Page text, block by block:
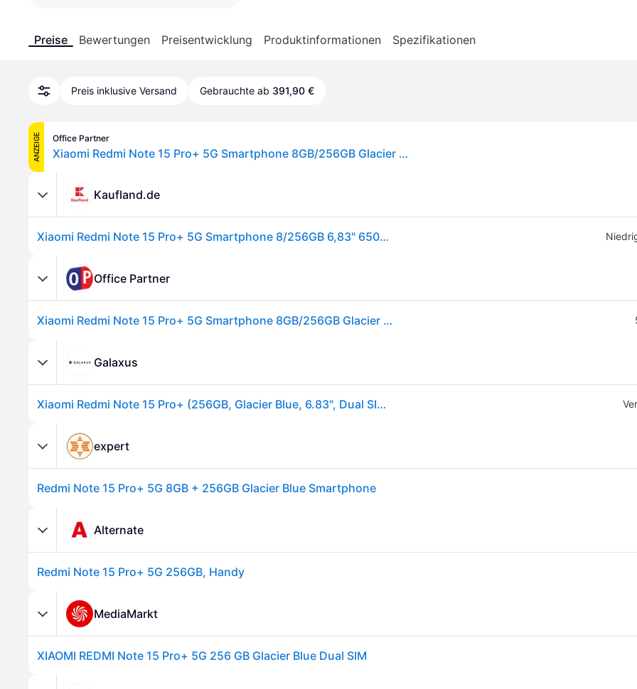
Preise Bewertungen Preisentwicklung Produktinformationen Spezifikationen
Preis inklusive Versand Gebrauchte ab 391,90 €
ANZEIGE Office Partner
Xiaomi Redmi Note 15 Pro+ 5G Smartphone 8GB/256GB Glacier Blue
Kaufland.de
Xiaomi Redmi Note 15 Pro+ 5G Smartphone 8/256GB 6,83" 6500mAh Glacier Blue
Office Partner
Xiaomi Redmi Note 15 Pro+ 5G Smartphone 8GB/256GB Glacier Blue
Galaxus
Xiaomi Redmi Note 15 Pro+ (256GB, Glacier Blue, 6.83", Dual SIM, 5G), Smartphone, Blau
expert
Redmi Note 15 Pro+ 5G 8GB + 256GB Glacier Blue Smartphone
Alternate
Redmi Note 15 Pro+ 5G 256GB, Handy
MediaMarkt
XIAOMI REDMI Note 15 Pro+ 5G 256 GB Glacier Blue Dual SIM